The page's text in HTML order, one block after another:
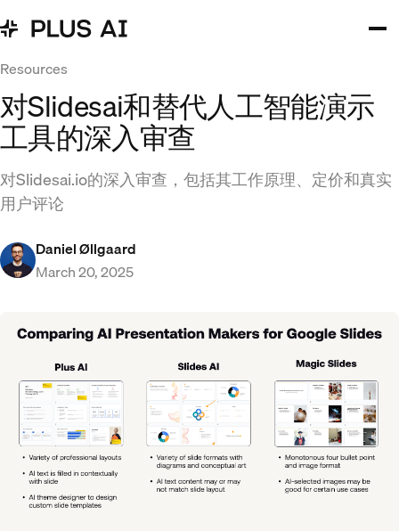
Resources
对Slidesai和替代人工智能演示
工具的深入审查
对Slidesai.io的深入审查，包括其工作原理、定价和真实
用户评论
Daniel Øllgaard
March 20, 2025